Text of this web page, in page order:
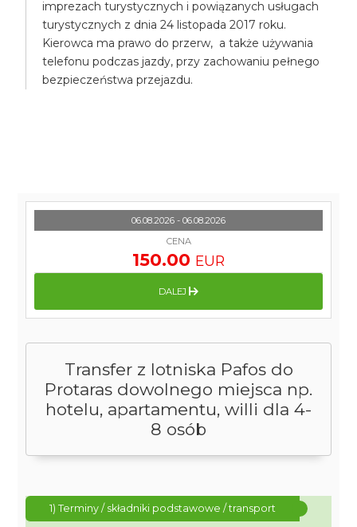
imprezach turystycznych i powiązanych usługach
turystycznych z dnia 24 listopada 2017 roku.
Kierowca ma prawo do przerw, a także używania
telefonu podczas jazdy, przy zachowaniu pełnego
bezpieczeństwa przejazdu.
Transfer z lotniska Pafos do
Protaras dowolnego miejsca np.
hotelu, apartamentu, willi dla 4-
8 osób
1) Terminy / składniki podstawowe / transport
06.08.2026 - 06.08.2026
CENA
150.00 EUR
DALEJ